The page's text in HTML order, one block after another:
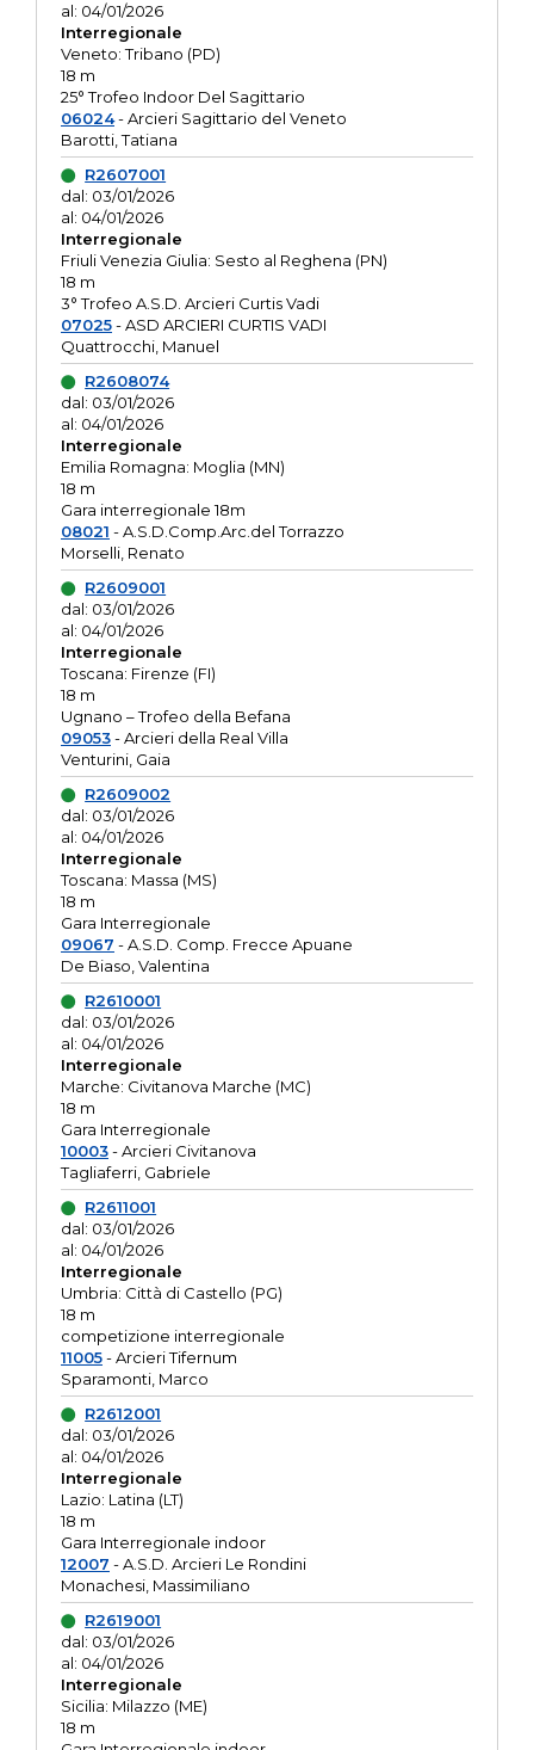
al: 04/01/2026
Interregionale
Veneto: Tribano (PD)
18 m
25° Trofeo Indoor Del Sagittario
06024- Arcieri Sagittario del Veneto
Barotti, Tatiana
R2607001
dal: 03/01/2026
al: 04/01/2026
Interregionale
Friuli Venezia Giulia: Sesto al Reghena (PN)
18 m
3° Trofeo A.S.D. Arcieri Curtis Vadi
07025- ASD ARCIERI CURTIS VADI
Quattrocchi, Manuel
R2608074
dal: 03/01/2026
al: 04/01/2026
Interregionale
Emilia Romagna: Moglia (MN)
18 m
Gara interregionale 18m
08021 - A.S.D.Comp.Arc.del Torrazzo
Morselli, Renato
R2609001
dal: 03/01/2026
al: 04/01/2026
Interregionale
Toscana: Firenze (FI)
18 m
Ugnano – Trofeo della Befana
09053- Arcieri della Real Villa
Venturini, Gaia
R2609002
dal: 03/01/2026
al: 04/01/2026
Interregionale
Toscana: Massa (MS)
18 m
Gara Interregionale
09067 - A.S.D. Comp. Frecce Apuane
De Biaso, Valentina
R2610001
dal: 03/01/2026
al: 04/01/2026
Interregionale
Marche: Civitanova Marche (MC)
18 m
Gara Interregionale
10003- Arcieri Civitanova
Tagliaferri, Gabriele
R2611001
dal: 03/01/2026
al: 04/01/2026
Interregionale
Umbria: Città di Castello (PG)
18 m
competizione interregionale
11005- Arcieri Tifernum
Sparamonti, Marco
R2612001
dal: 03/01/2026
al: 04/01/2026
Interregionale
Lazio: Latina (LT)
18 m
Gara Interregionale indoor
12007 - A.S.D. Arcieri Le Rondini
Monachesi, Massimiliano
R2619001
dal: 03/01/2026
al: 04/01/2026
Interregionale
Sicilia: Milazzo (ME)
18 m